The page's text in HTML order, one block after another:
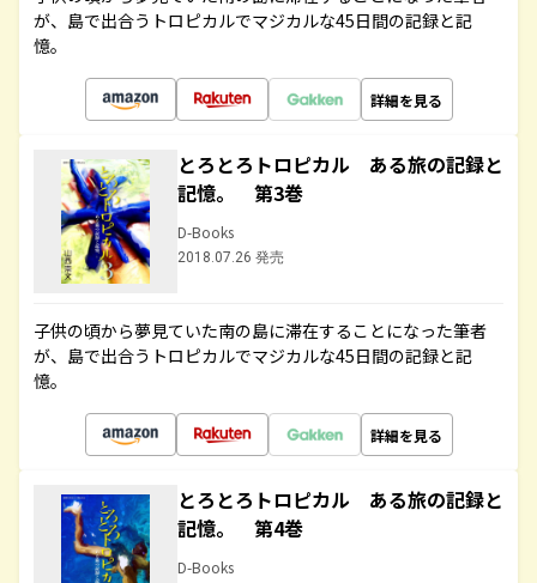
が、島で出合うトロピカルでマジカルな45日間の記録と記
憶。
詳細を見る
とろとろトロピカル ある旅の記録と
記憶。 第3巻
D-Books
2018.07.26 発売
子供の頃から夢見ていた南の島に滞在することになった筆者
が、島で出合うトロピカルでマジカルな45日間の記録と記
憶。
詳細を見る
とろとろトロピカル ある旅の記録と
記憶。 第4巻
D-Books